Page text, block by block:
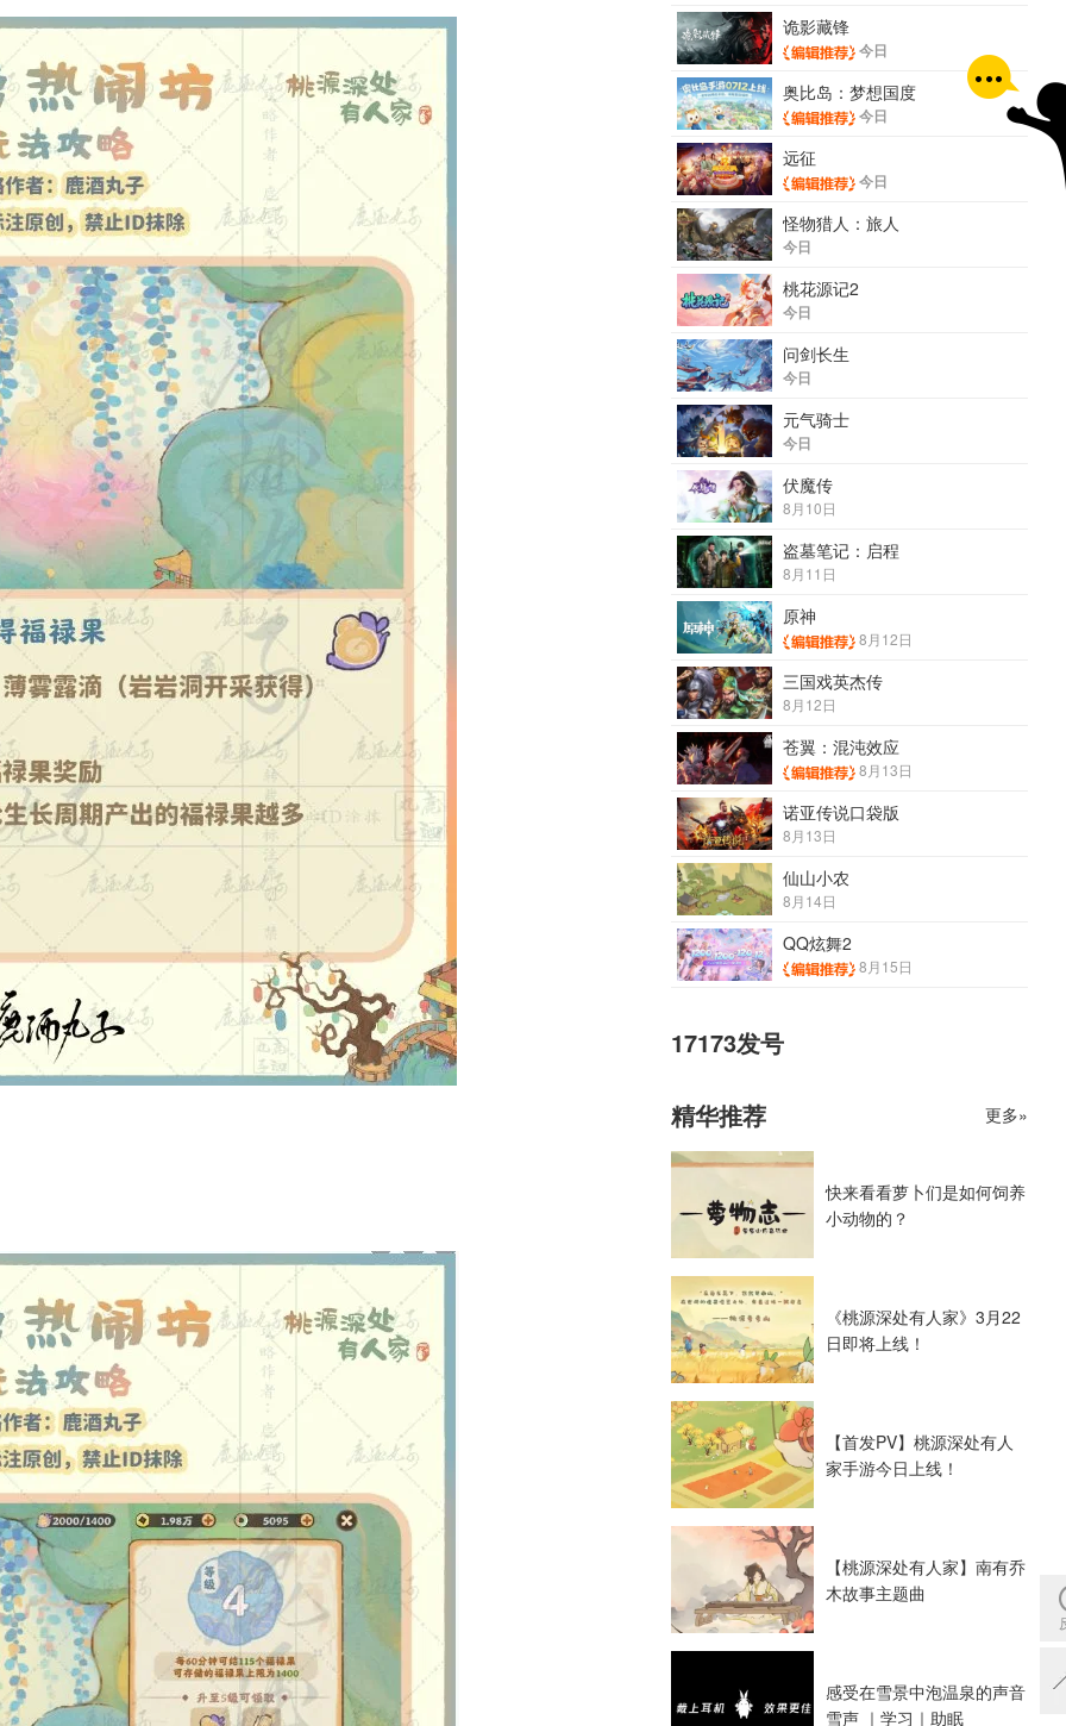
诡影藏锋
今日
奥比岛：梦想国度
今日
远征
今日
怪物猎人：旅人
今日
桃花源记2
今日
问剑长生
今日
元气骑士
今日
伏魔传
8月10日
盗墓笔记：启程
8月11日
原神
8月12日
三国戏英杰传
8月12日
苍翼：混沌效应
8月13日
诺亚传说口袋版
8月13日
仙山小农
8月14日
QQ炫舞2
8月15日
17173发号
精华推荐 更多»
快来看看萝卜们是如何饲养
小动物的？
《桃源深处有人家》3月22
日即将上线！
【首发PV】桃源深处有人
家手游今日上线！
【桃源深处有人家】南有乔
木故事主题曲
感受在雪景中泡温泉的声音
雪声 ｜学习｜助眠